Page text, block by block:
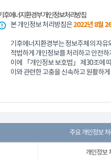
후에너지환경부 개인정보처리방침
본 개인정보 처리방침은2022년 8월
기후에너지환경부는 정보주체의 자유
적법하게 개인정보를 처리하고 안전
이에 「개인정보 보호법」 제30조에
이와 관련한 고충을 신속하고 원활하
주요 개인정보
개인정보